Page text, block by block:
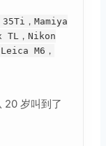
，Mamiya
TL，Nikon
M6，
20 岁叫到了